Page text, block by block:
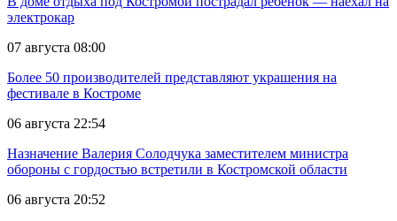
электрокар
07 августа 08:00
Более 50 производителей представляют украшения на
фестивале в Костроме
06 августа 22:54
Назначение Валерия Солодчука заместителем министра
обороны с гордостью встретили в Костромской области
06 августа 20:52